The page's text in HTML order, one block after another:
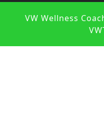
VW Wellness